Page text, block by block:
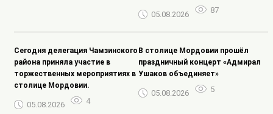
05.08.2026 87
Сегодня делегация Чамзинского
района приняла участие в
торжественных мероприятиях в
столице Мордовии.
05.08.2026 4
В столице Мордовии прошёл
праздничный концерт «Адмирал
Ушаков объединяет»
05.08.2026 5